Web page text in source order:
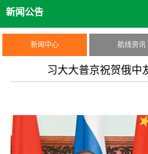
新闻公告
新闻中心 航线资讯
习大大普京祝贺俄中